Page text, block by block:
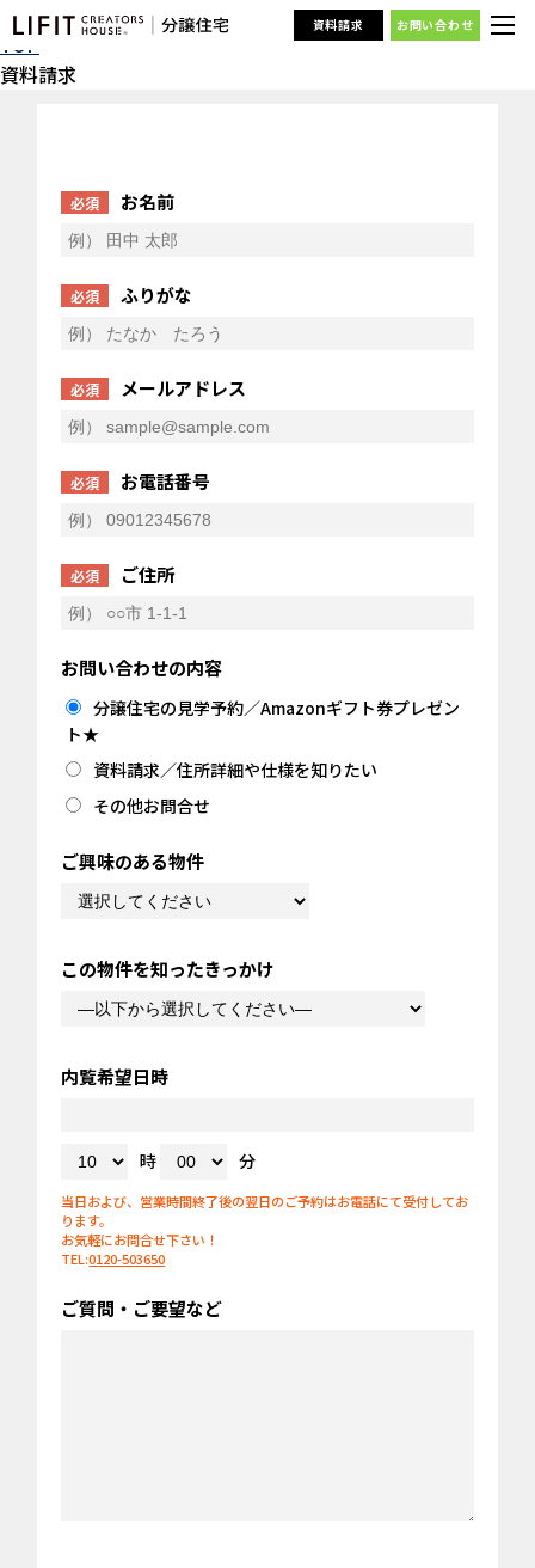
資料請求 お問い合わせ
資料請求
TOP
資料請求
必須 お名前
必須 ふりがな
必須 メールアドレス
必須 お電話番号
必須 ご住所
お問い合わせの内容
分譲住宅の見学予約／Amazonギフト券プレゼン
ト★
資料請求／住所詳細や仕様を知りたい
その他お問合せ
ご興味のある物件
この物件を知ったきっかけ
内覧希望日時
時 分
当日および、営業時間終了後の翌日のご予約はお電話にて受付してお
ります。
お気軽にお問合せ下さい！
TEL:0120-503650
ご質問・ご要望など